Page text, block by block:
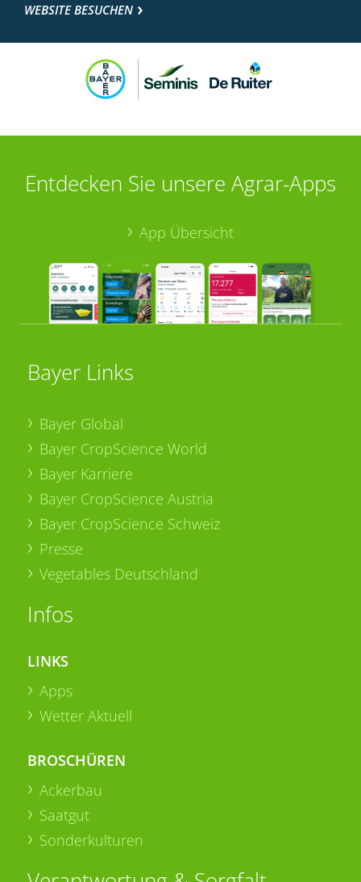
WEBSITE BESUCHEN
Entdecken Sie unsere Agrar-Apps
App Übersicht
Bayer Links
Bayer Global
Bayer CropScience World
Bayer Karriere
Bayer CropScience Austria
Bayer CropScience Schweiz
Presse
Vegetables Deutschland
Infos
LINKS
Apps
Wetter Aktuell
BROSCHÜREN
Ackerbau
Saatgut
Sonderkulturen